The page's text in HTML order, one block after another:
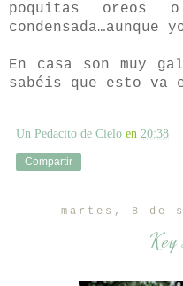
poquitas oreos
En casa son muy
sabéis que esto va
Un Pedacito de Cielo en 20:38
Compartir
martes, 8 de